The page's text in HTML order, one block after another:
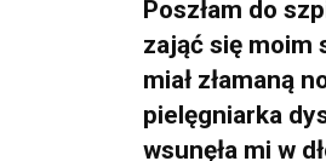
Poszłam do
zająć się moim
miał złamaną
pielęgniarka
wsunęła mi w